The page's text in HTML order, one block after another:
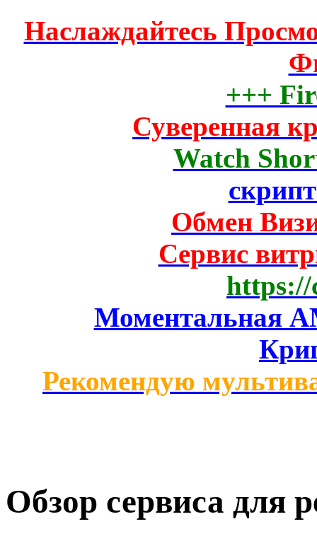
Наслаждайтесь
+++
Суверенная
Watch
Обмен
Сервис
Моментальная
Рекомендую
Обзор сервиса для